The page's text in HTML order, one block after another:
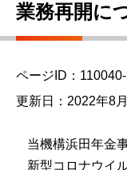
業務再開に
ページID：
更新日：2022年8
当機構浜田年金
新型コロナウイ